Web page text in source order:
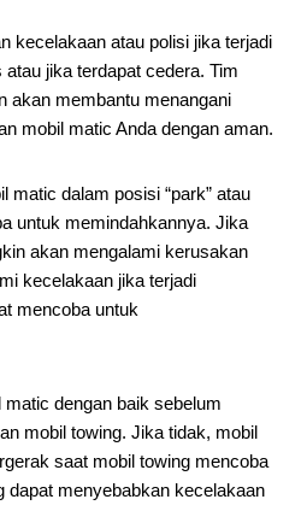
kecelakaan atau polisi jika terjadi
jika terdapat cedera. Tim
akan membantu menangani
mobil matic Anda dengan aman.
matic dalam posisi “park” atau
untuk memindahkannya. Jika
akan mengalami kerusakan
kecelakaan jika terjadi
mencoba untuk
dengan baik sebelum
mobil towing. Jika tidak, mobil
saat mobil towing mencoba
dapat menyebabkan kecelakaan